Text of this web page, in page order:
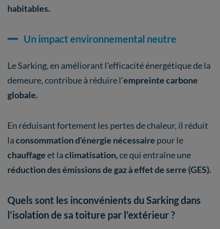
habitables.
Un impact environnemental neutre
Le Sarking, en améliorant l'efficacité énergétique de la
demeure, contribue à réduire l'empreinte carbone
globale.
En réduisant fortement les pertes de chaleur, il réduit
laconsommation d'énergie nécessaire pour le
chauffageet laclimatisation,ce qui entraîne une
réduction des émissions de gaz à effet de serre (GES).
Quels sont les inconvénients du Sarking dans
l’isolation de sa toiture par l'extérieur ?